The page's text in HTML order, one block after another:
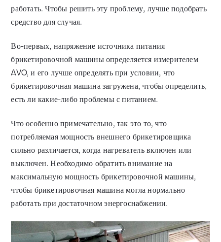
работать. Чтобы решить эту проблему, лучше подобрать
средство для случая.
Во-первых, напряжение источника питания
брикетировочной машины определяется измерителем
AVO, и его лучше определять при условии, что
брикетировочная машина загружена, чтобы определить,
есть ли какие-либо проблемы с питанием.
Что особенно примечательно, так это то, что
потребляемая мощность внешнего брикетировщика
сильно различается, когда нагреватель включен или
выключен. Необходимо обратить внимание на
максимальную мощность брикетировочной машины,
чтобы брикетировочная машина могла нормально
работать при достаточном энергоснабжении.